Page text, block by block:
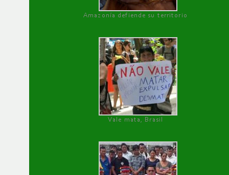
Amazonía defiende su territorio
Vale mata, Brasil